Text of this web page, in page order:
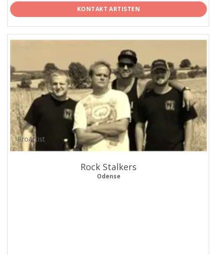
KONTAKT ARTISTEN
ProArtist
Rock Stalkers
Odense